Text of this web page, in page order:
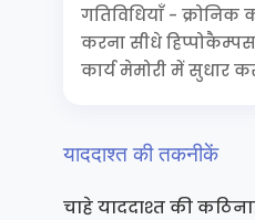
गतिविधियाँ - क्रोनिक
करना सीधे
कार्य मेमोरी में सुधार
याददाश्त की तकनीकें
चाहे याददाश्त की